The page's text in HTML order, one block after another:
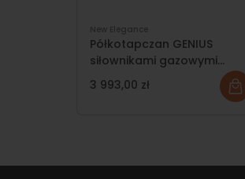
New Elegance
Półkotapczan GENIUS
siłownikami gazowymi
120x200 | 140x200 | 160x200
z dodatkowymi szafami
3 993,00 zł